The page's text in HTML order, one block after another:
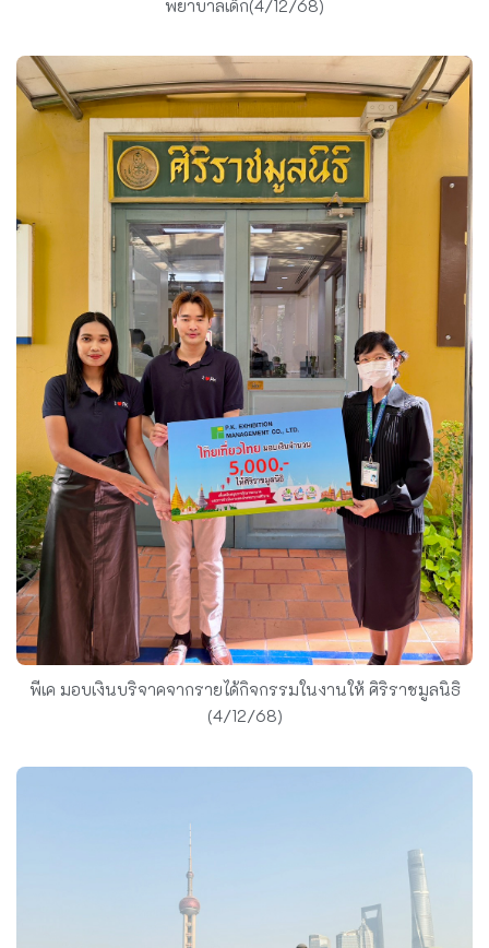
พยาบาลเด็ก(4/12/68)
พีเค มอบเงินบริจาคจากรายได้กิจกรรมในงานให้ ศิริราชมูลนิธิ
(4/12/68)